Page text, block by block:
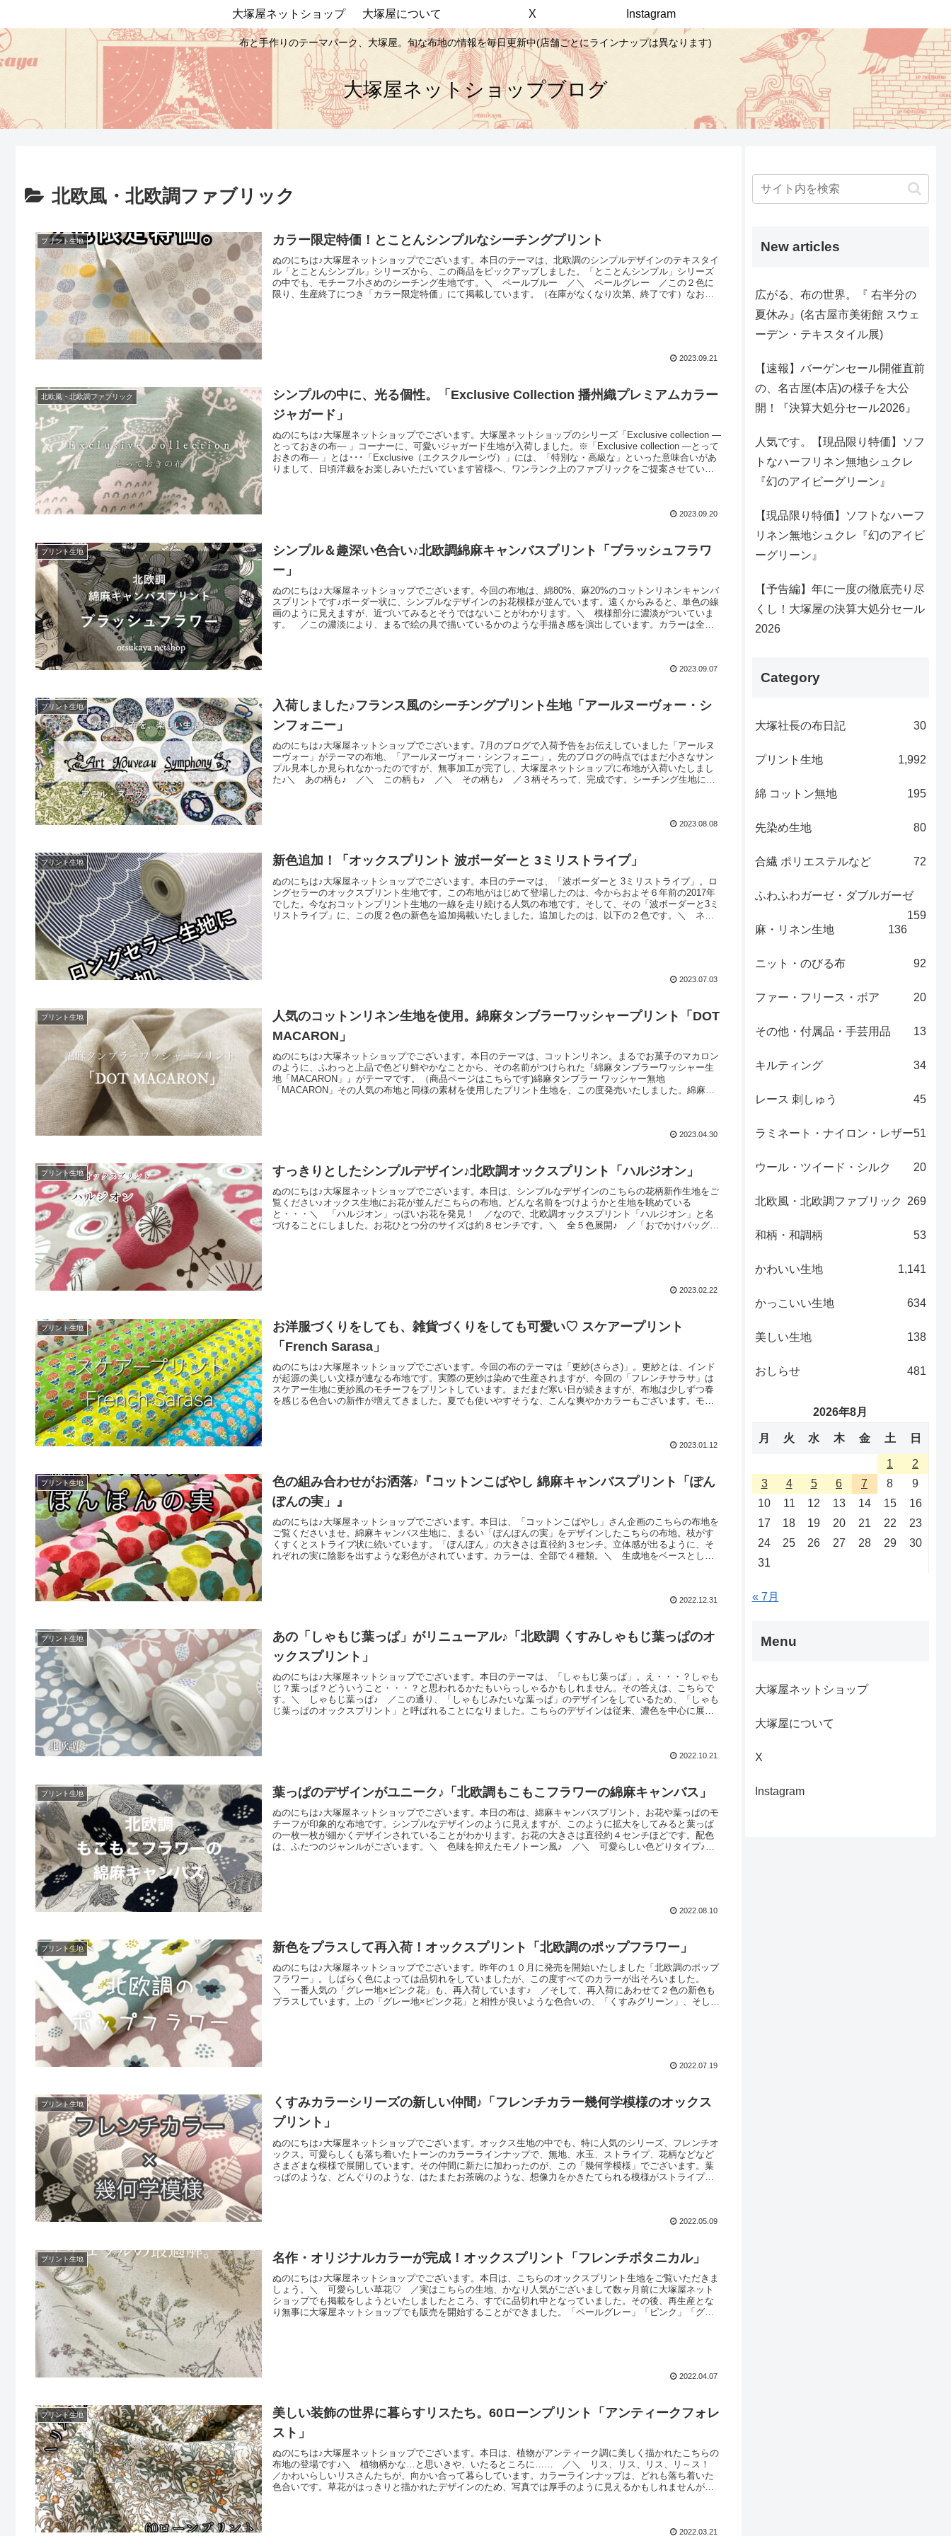
布と手作りのテーマパーク、大塚屋。旬な布地の情報を毎日更新中(店舗ごとにラインナップは異なります)
大塚屋ネットショップブログ
大塚屋ネットショップ 大塚屋について X Instagram
北欧風・北欧調ファブリック
プリント生地 カラー限定特価！とことんシンプルなシーチングプリント
ぬのにちは♪大塚屋ネットショップでございます。本日のテーマは、北欧調のシンプルデザインのテキスタイ
ル「とことんシンプル」シリーズから、この商品をピックアップしました。「とことんシンプル」シリーズ
の中でも、モチーフ小さめのシーチング生地です。＼ ペールブルー ／＼ ペールグレー ／この２色に
限り、生産終了につき「カラー限定特価」にて掲載しています。（在庫がなくなり次第、終了です）なお、
2023.09.21
北欧風・北欧調ファブリック
シンプルの中に、光る個性。「Exclusive Collection 播州織プレミアムカラー
ジャガード」
ぬのにちは♪大塚屋ネットショップでございます。大塚屋ネットショップのシリーズ「Exclusive collection ―
とっておきの布― 」コーナーに、可愛いジャガード生地が入荷しました。※「Exclusive collection ―とって
おきの布― 」とは･･･「Exclusive（エクスクルーシヴ）」には、「特別な・高級な」といった意味合いがあ
りまして、日頃洋裁をお楽しみいただいています皆様へ、ワンランク上のファブリックをご提案させていた
2023.09.20
プリント生地
シンプル＆趣深い色合い♪北欧調綿麻キャンバスプリント「ブラッシュフラワ
ー」
ぬのにちは♪大塚屋ネットショップでございます。今回の布地は、綿80%、麻20%のコットンリネンキャンバ
スプリントです♪ボーダー状に、シンプルなデザインのお花模様が並んでいます。遠くからみると、単色の線
画のように見えますが、近づいてみるとそうではないことがわかります。＼ 模様部分に濃淡がついていま
す。 ／この濃淡により、まるで絵の具で描いているかのような手描き感を演出しています。カラーは全５
2023.09.07
プリント生地
入荷しました♪フランス風のシーチングプリント生地「アールヌーヴォー・シ
ンフォニー」
ぬのにちは♪大塚屋ネットショップでございます。7月のブログで入荷予告をお伝えしていました「アールヌ
ーヴォー」がテーマの布地、「アールヌーヴォー・シンフォニー」。先のブログの時点ではまだ小さなサン
プル見本しか見られなかったのですが、無事加工が完了し、大塚屋ネットショップに布地が入荷いたしまし
た♪＼ あの柄も♪ ／＼ この柄も♪ ／＼ その柄も♪ ／３柄そろって、完成です。シーチング生地に、
2023.08.08
プリント生地 新色追加！「オックスプリント 波ボーダーと 3ミリストライプ」
ぬのにちは♪大塚屋ネットショップでございます。本日のテーマは、「波ボーダーと 3ミリストライプ」。ロ
ングセラーのオックスプリント生地です。この布地がはじめて登場したのは、今からおよそ６年前の2017年
でした。今なおコットンプリント生地の一線を走り続ける人気の布地です。そして、その「波ボーダーと3ミ
リストライプ」に、この度２色の新色を追加掲載いたしました。追加したのは、以下の２色です。＼ ネイ
2023.07.03
プリント生地
人気のコットンリネン生地を使用。綿麻タンブラーワッシャープリント「DOT
MACARON」
ぬのにちは♪大塚ネットショップでございます。本日のテーマは、コットンリネン。まるでお菓子のマカロン
のように、ふわっと上品で色どり鮮やかなことから、その名前がつけられた『綿麻タンブラーワッシャー生
地「MACARON」』がテーマです。（商品ページはこちらです)綿麻タンブラー ワッシャー無地
「MACARON」その人気の布地と同様の素材を使用したプリント生地を、この度発売いたしました。綿麻タ
2023.04.30
プリント生地 すっきりとしたシンプルデザイン♪北欧調オックスプリント「ハルジオン」
ぬのにちは♪大塚屋ネットショップでございます。本日は、シンプルなデザインのこちらの花柄新作生地をご
覧ください♪オックス生地にお花が並んだこちらの布地。どんな名前をつけようかと生地を眺めている
と・・・＼ 「ハルジオン」っぽいお花を発見！ ／なので、北欧調オックスプリント「ハルジオン」と名
づけることにしました。お花ひとつ分のサイズは約８センチです。＼ 全５色展開♪ ／「おでかけバッグ」
2023.02.22
プリント生地
お洋服づくりをしても、雑貨づくりをしても可愛い♡ スケアープリント
「French Sarasa」
ぬのにちは♪大塚屋ネットショップでございます。今回の布のテーマは「更紗(さらさ)」。更紗とは、インド
が起源の美しい文様が連なる布地です。実際の更紗は染めで生産されますが、今回の「フレンチサラサ」は
スケアー生地に更紗風のモチーフをプリントしています。まだまだ寒い日が続きますが、布地は少しずつ春
を感じる色合いの新作が増えてきました。夏でも使いやすそうな、こんな爽やかカラーもございます。モチ
2023.01.12
プリント生地
色の組み合わせがお洒落♪『コットンこばやし 綿麻キャンバスプリント「ぽん
ぽんの実」』
ぬのにちは♪大塚屋ネットショップでございます。本日は、「コットンこばやし」さん企画のこちらの布地を
ご覧くださいませ。綿麻キャンバス生地に、まるい「ぽんぽんの実」をデザインしたこちらの布地。枝がす
くすくとストライプ状に続いています。「ぽんぽん」の大きさは直径約３センチ。立体感が出るように、そ
れぞれの実に陰影を出すような彩色がされています。カラーは、全部で４種類。＼ 生成地をベースとした
2022.12.31
プリント生地
あの「しゃもじ葉っぱ」がリニューアル♪「北欧調 くすみしゃもじ葉っぱのオ
ックスプリント」
ぬのにちは♪大塚屋ネットショップでございます。本日のテーマは、「しゃもじ葉っぱ」。え・・・？しゃも
じ？葉っぱ？どういうこと・・・？と思われるかたもいらっしゃるかもしれません。その答えは、こちらで
す。＼ しゃもじ葉っぱ♪ ／この通り、「しゃもじみたいな葉っぱ」のデザインをしているため、「しゃも
じ葉っぱのオックスプリント」と呼ばれることになりました。こちらのデザインは従来、濃色を中心に展開
2022.10.21
プリント生地 葉っぱのデザインがユニーク♪「北欧調もこもこフラワーの綿麻キャンバス」
ぬのにちは♪大塚屋ネットショップでございます。本日の布は、綿麻キャンバスプリント。お花や葉っぱのモ
チーフが印象的な布地です。シンプルなデザインのように見えますが、このように拡大をしてみると葉っぱ
の一枚一枚が細かくデザインされていることがわかります。お花の大きさは直径約４センチほどです。配色
は、ふたつのジャンルがございます。＼ 色味を抑えたモノトーン風♪ ／＼ 可愛らしい色どりタイプ♪
2022.08.10
プリント生地 新色をプラスして再入荷！オックスプリント「北欧調のポップフラワー」
ぬのにちは♪大塚屋ネットショップでございます。昨年の１０月に発売を開始いたしました「北欧調のポップ
フラワー」。しばらく色によっては品切れをしていましたが、この度すべてのカラーが出そろいました。
＼ 一番人気の「グレー地×ピンク花」も、再入荷しています♪ ／そして、再入荷にあわせて２色の新色も
プラスしています。上の「グレー地×ピンク花」と相性が良いような色合いの、「くすみグリーン」、そして
2022.07.19
プリント生地
くすみカラーシリーズの新しい仲間♪「フレンチカラー幾何学模様のオックス
プリント」
ぬのにちは♪大塚屋ネットショップでございます。オックス生地の中でも、特に人気のシリーズ、フレンチオ
ックス。可愛らしくも落ち着いたトーンのカラーラインナップで、無地、水玉、ストライプ、花柄などなど
さまざまな模様で展開しています。その仲間に新たに加わったのが、この「幾何学模様」でございます。葉
っぱのような、どんぐりのような、はたまたお茶碗のような、想像力をかきたてられる模様がストライプ状
2022.05.09
プリント生地 名作・オリジナルカラーが完成！オックスプリント「フレンチボタニカル」
ぬのにちは♪大塚屋ネットショップでございます。本日は、こちらのオックスプリント生地をご覧いただきま
しょう。＼ 可愛らしい草花♡ ／実はこちらの生地、かなり人気がございまして数ヶ月前に大塚屋ネット
ショップでも掲載をしようといたしましたところ、すでに品切れ中となっていました。その後、再生産とな
り無事に大塚屋ネットショップでも販売を開始することができました。「ペールグレー」「ピンク」「グレ
2022.04.07
プリント生地
美しい装飾の世界に暮らすリスたち。60ローンプリント「アンティークフォレ
スト」
ぬのにちは♪大塚屋ネットショップでございます。本日は、植物がアンティーク調に美しく描かれたこちらの
布地の登場です♪＼ 植物柄かな…と思いきや、いたるところに…… ／＼ リス、リス、リス、リ～ス！
／かわいらしいリスさんたちが、向かい合って暮らしています。カラーラインナップは、どれも落ち着いた
色合いです。草花がはっきりと描かれたデザインのため、写真では厚手のように見えるかもしれませんが、
2022.03.21
New articles
広がる、布の世界。『 右半分の
夏休み』(名古屋市美術館 スウェ
ーデン・テキスタイル展)
【速報】バーゲンセール開催直前
の、名古屋(本店)の様子を大公
開！『決算大処分セール2026』
人気です。【現品限り特価】ソフ
トなハーフリネン無地シュクレ
『幻のアイビーグリーン』
【現品限り特価】ソフトなハーフ
リネン無地シュクレ『幻のアイビ
ーグリーン』
【予告編】年に一度の徹底売り尽
くし！大塚屋の決算大処分セール
2026
Category
大塚社長の布日記 30
プリント生地 1,992
綿 コットン無地 195
先染め生地 80
合繊 ポリエステルなど 72
ふわふわガーゼ・ダブルガーゼ
159
麻・リネン生地
136
ニット・のびる布 92
ファー・フリース・ボア 20
その他・付属品・手芸用品 13
キルティング 34
レース 刺しゅう 45
ラミネート・ナイロン・レザー51
ウール・ツイード・シルク 20
北欧風・北欧調ファブリック 269
和柄・和調柄 53
かわいい生地 1,141
かっこいい生地 634
美しい生地 138
おしらせ 481
2026年8月
月 火 水 木 金 土 日
1
2
3
4 5 6 7 8
9
10
11 12 13 14 15
16
17
18 19 20 21 22
23
24
25 26 27 28 29
30
31
« 7月
Menu
大塚屋ネットショップ
大塚屋について
X
Instagram